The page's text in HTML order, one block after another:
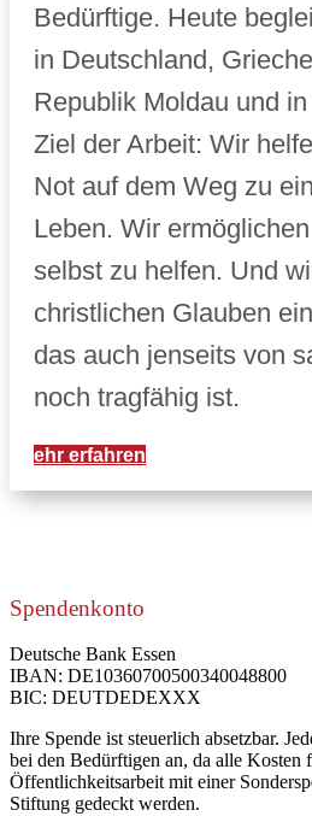
Bedürftige. Heute
in Deutschland,
Republik Moldau und
Ziel der Arbeit: Wir
Not auf dem Weg zu
Leben. Wir
selbst zu helfen. Und
christlichen Glauben
das auch jenseits von
noch tragfähig ist.
Mehr erfahren
Spendenkonto
Deutsche Bank Essen
IBAN: DE10360700500340048800
BIC: DEUTDEDEXXX
Ihre Spende ist steuerlich absetzbar.
bei den Bedürftigen an, da alle Kosten
Öffentlichkeitsarbeit mit einer
Stiftung gedeckt werden.